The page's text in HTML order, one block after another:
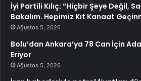
İyi Partili Kılıç: “Hiçbir Şeye Değil,
Bakalım. Hepimiz Kıt Kanaat
Ağustos 5, 2026
Bolu’dan Ankara’ya 78 Can İçin
Eriyor
Ağustos 5, 2026